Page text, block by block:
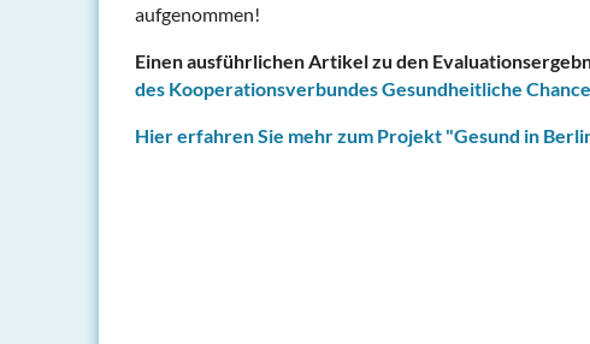
aufgenommen!
Einen ausführlichen Artikel zu den
des Kooperationsverbundes Gesundheitliche
Hier erfahren Sie mehr zum Projekt "Gesund in